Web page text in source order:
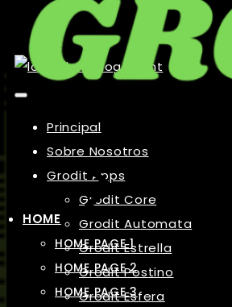
Principal
Sobre Nosotros
Grodit Apps
Grodit Core
Grodit Automata
Grodit Estrella
Grodit Postino
Grodit Esfera
HOME
HOME PAGE 1
HOME PAGE 2
HOME PAGE 3